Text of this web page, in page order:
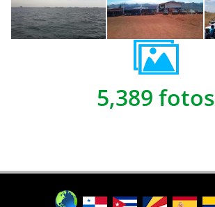
5,389 fotos